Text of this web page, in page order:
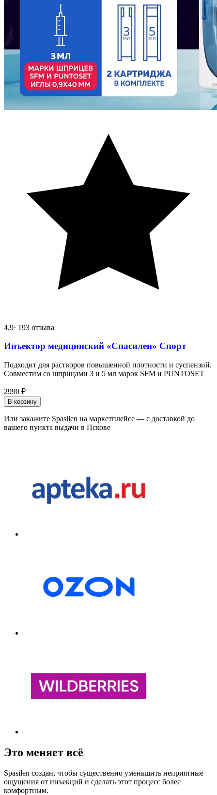
4,9· 193 отзыва
Инъектор медицинский «Спасилен» Спорт
Подходит для растворов повышенной плотности и суспензий.
Совместим со шприцами 3 и 5 мл марок SFM и PUNTOSET
2990 ₽
В корзину
Или закажите Spasilen на маркетплейсе — с доставкой до
вашего пункта выдачи в Пскове
Это меняет всё
Spasilen создан, чтобы существенно уменьшить неприятные
ощущения от инъекций и сделать этот процесс более
комфортным.